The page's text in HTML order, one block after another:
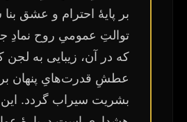
بر پایهٔ احترام و عشق بنا
توالتِ عمومیِ روح نمادِ
که در آن، زیبایی به لجن
عطشِ قدرت‌هایِ پنهان
بشریت سیراب گردد.